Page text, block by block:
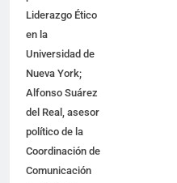
Liderazgo Ético
en la
Universidad de
Nueva York;
Alfonso Suárez
del Real, asesor
político de la
Coordinación de
Comunicación